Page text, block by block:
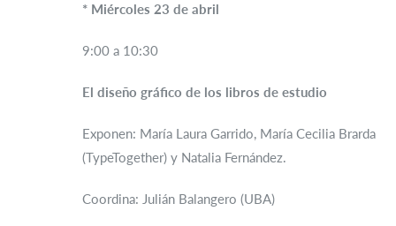
* Miércoles 23 de abril
9:00 a 10:30
El diseño gráfico de los libros de estudio
Exponen: María Laura Garrido, María Cecilia Brarda
(TypeTogether) y Natalia Fernández.
Coordina: Julián Balangero (UBA)